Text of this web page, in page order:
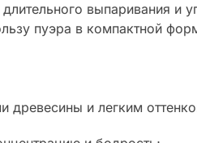
выпаривания и
пуэра в компактной
древесины и легким